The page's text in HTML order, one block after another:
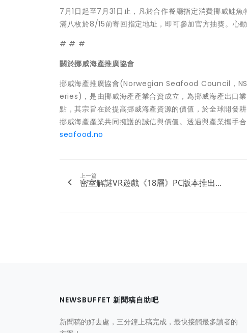
7月1日起至7月31日止，凡於合作餐廳指定消費挪威鮭
滿八枚於8/15前寄回指定地址，即可參加官方抽獎。心
# # #
關於挪威海產推廣協會
挪威海產推廣協會(Norwegian Seafood Council，
eries)，是由挪威海產產業合資成立，為挪威海產出口
點，其宗旨在於提高挪威海產資源的價值，於全球開發
挪威海產產業共同擁護的誠信與價值。透過與產業攜手
seafood.no
上一篇
密室解謎VR遊戲《18層》PC版本推出...
NEWSBUFFET 新聞稿自助吧
新聞稿的好去處，三分鐘上稿完成，最快接觸最多讀者的